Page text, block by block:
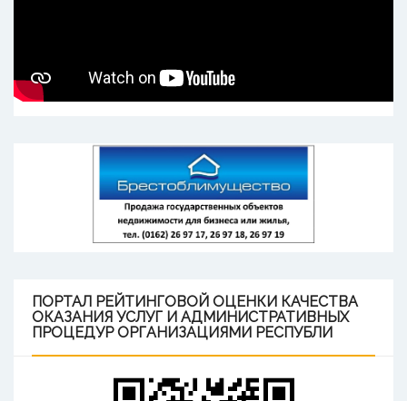
ПОРТАЛ РЕЙТИНГОВОЙ ОЦЕНКИ КАЧЕСТВА
ОКАЗАНИЯ УСЛУГ И АДМИНИСТРАТИВНЫХ
ПРОЦЕДУР ОРГАНИЗАЦИЯМИ РЕСПУБЛИ